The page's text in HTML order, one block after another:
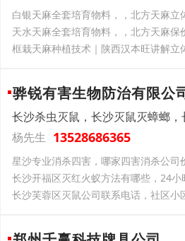
白银天麻全套培育物料，，北方天麻立
天水天麻全套培育物料，，北方天麻保
框栽天麻种植技术｜陕西汉本旺讲解立
骅锐有害生物防治有限公
长沙杀虫灭鼠，长沙灭鼠灭蟑螂
杨先生 13528686365
星沙专业消杀四害，哪家四害消杀公司
长沙开福区灭红火蚁方法有哪些，24
长沙芙蓉区灭鼠公司联系电话，社区小